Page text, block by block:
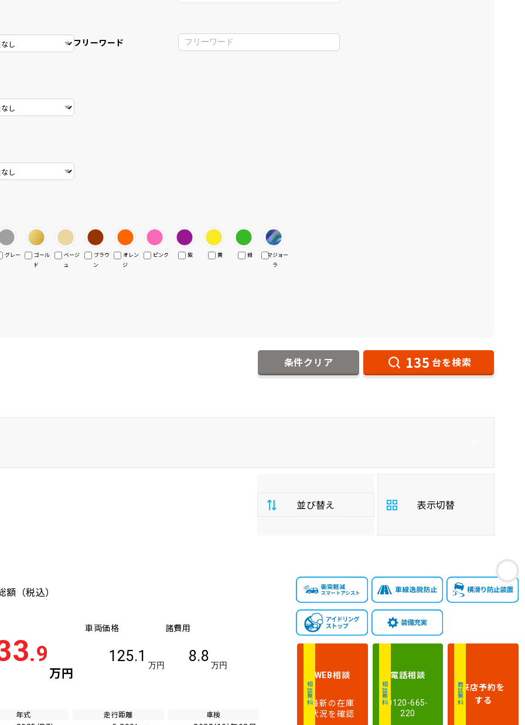
フリーワード
グレー
ゴール
ド
ベージ
ュ
ブラウ
ン
オレン
ジ
ピンク 紫 黄 緑
マジョー
ラ
条件クリア 135 台を検索
並び替え
払
総
額
安い順 高い順
年
式
新しい順
行
少ない順
排
表示切替
お
額 （税込）
.9
万円
車両価格
125.1
万円
諸費用
8.8
万円
年式 走行距離 車検
相談無料
WEB相談
最新の在庫
状況を確認
相談無料
電話相談
0120-665-
220
商談無料来店予約を
する